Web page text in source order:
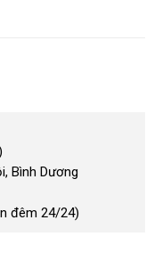
Bình Dương
đêm 24/24)